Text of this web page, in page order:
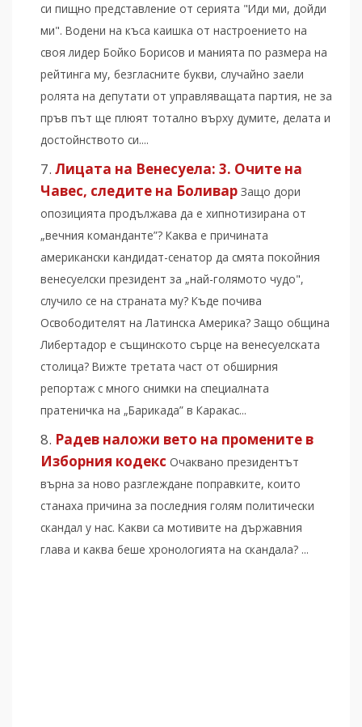
си пищно представление от серията "Иди ми, дойди
ми". Водени на къса каишка от настроението на
своя лидер Бойко Борисов и манията по размера на
рейтинга му, безгласните букви, случайно заели
ролята на депутати от управляващата партия, не за
пръв път ще плюят тотално върху думите, делата и
достойнството си....
Лицата на Венесуела: 3. Очите на
Чавес, следите на Боливар Защо дори
опозицията продължава да е хипнотизирана от
„вечния команданте”? Каква е причината
американски кандидат-сенатор да смята покойния
венесуелски президент за „най-голямото чудо",
случило се на страната му? Къде почива
Освободителят на Латинска Америка? Защо община
Либертадор е същинското сърце на венесуелската
столица? Вижте третата част от обширния
репортаж с много снимки на специалната
пратеничка на „Барикада” в Каракас...
Радев наложи вето на промените в
Изборния кодекс Очаквано президентът
върна за ново разглеждане поправките, които
станаха причина за последния голям политически
скандал у нас. Какви са мотивите на държавния
глава и каква беше хронологията на скандала? ...